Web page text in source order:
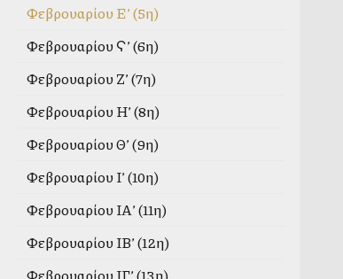
Φεβρουαρίου Ε’ (5η)
Φεβρουαρίου Ϛ’ (6η)
Φεβρουαρίου Ζ’ (7η)
Φεβρουαρίου Η’ (8η)
Φεβρουαρίου Θ’ (9η)
Φεβρουαρίου Ι’ (10η)
Φεβρουαρίου ΙΑ’ (11η)
Φεβρουαρίου ΙΒ’ (12η)